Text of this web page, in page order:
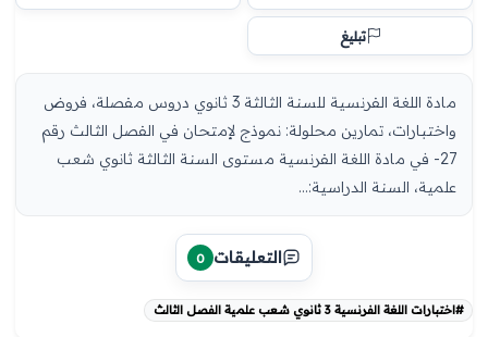
تبليغ
مادة اللغة الفرنسية للسنة الثالثة 3 ثانوي دروس مفصلة، فروض
واختبارات، تمارين محلولة: نموذج لإمتحان في الفصل الثالث رقم
27- في مادة اللغة الفرنسية مستوى السنة الثالثة ثانوي شعب
علمية، السنة الدراسية:...
التعليقات 0
#اختبارات اللغة الفرنسية 3 ثانوي شعب علمية الفصل الثالث